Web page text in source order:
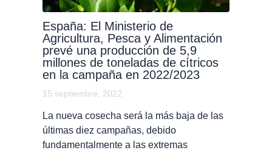
España: El Ministerio de
Agricultura, Pesca y Alimentación
prevé una producción de 5,9
millones de toneladas de cítricos
en la campaña en 2022/2023
15 septiembre, 2022
La nueva cosecha será la más baja de las
últimas diez campañas, debido
fundamentalmente a las extremas